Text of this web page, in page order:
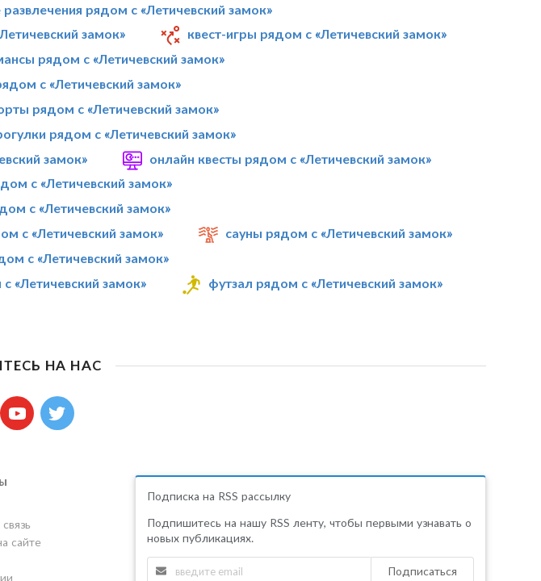
рядом с «Летичевский замок»
замок»
квест-игры рядом с «Летичевский замок»
рядом с «Летичевский замок»
с «Летичевский замок»
рядом с «Летичевский замок»
рядом с «Летичевский замок»
замок»
онлайн квесты рядом с «Летичевский замок»
с «Летичевский замок»
с «Летичевский замок»
с «Летичевский замок»
сауны рядом с «Летичевский замок»
с «Летичевский замок»
«Летичевский замок»
футзал рядом с «Летичевский замок»
НА НАС
сайте
Подписка на RSS рассылку
Подпишитесь на нашу RSS ленту, чтобы первыми узнавать о
новых публикациях.
Подписаться